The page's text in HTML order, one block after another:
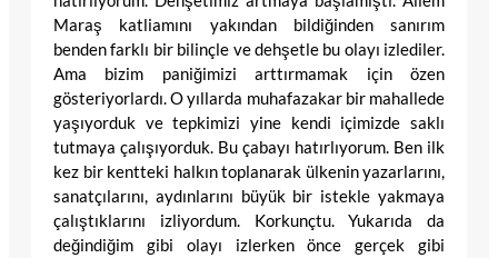
Maraş katliamını yakından bildiğinden sanırım
benden farklı bir bilinçle ve dehşetle bu olayı izlediler.
Ama bizim paniğimizi arttırmamak için özen
gösteriyorlardı. O yıllarda muhafazakar bir mahallede
yaşıyorduk ve tepkimizi yine kendi içimizde saklı
tutmaya çalışıyorduk. Bu çabayı hatırlıyorum. Ben ilk
kez bir kentteki halkın toplanarak ülkenin yazarlarını,
sanatçılarını, aydınlarını büyük bir istekle yakmaya
çalıştıklarını izliyordum. Korkunçtu. Yukarıda da
değindiğim gibi olayı izlerken önce gerçek gibi